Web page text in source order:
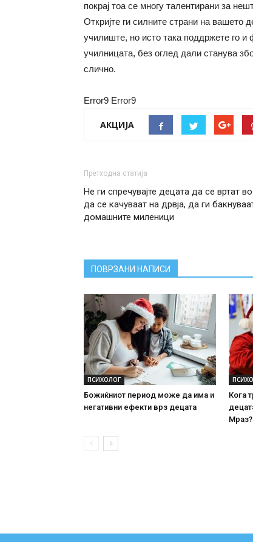
покрај тоа се многу талентирани за
Откријте ги силните страни на вашето
училиште, но исто така поддржете го и
училницата, без оглед дали станува
слично.
Error9 Error9
АКЦИЈА
Претходна статија
Не ги спречувајте децата да се вртат во
да се качуваат на дрвја, да ги
домашните миленици
ПОВРЗАНИ НАПИСИ
ПСИХОЛОГ
Божиќниот период може да има и
негативни ефекти врз децата
Кога
Мраз?